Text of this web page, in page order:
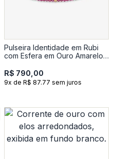
Pulseira Identidade em Rubi
com Esfera em Ouro Amarelo
R$ 790,00
9x de R$ 87.77 sem juros